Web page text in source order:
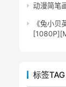
动漫简笔
《兔小
标签TAG